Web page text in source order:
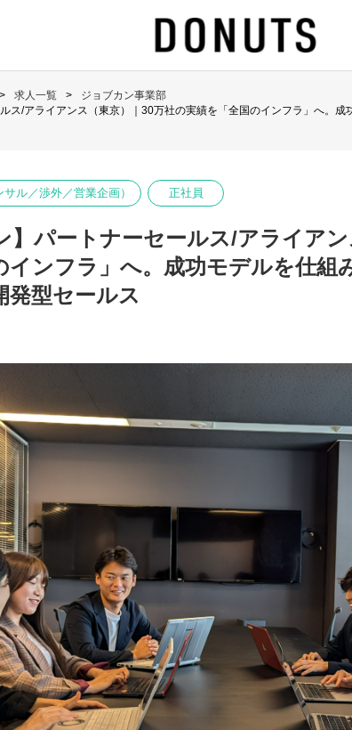
求人一覧
ジョブカン事業部
ス/アライアンス（東京）｜30万社の実績を「全国のインフラ」へ。
ル／渉外／営業企画） 正社員
】パートナーセールス/アライア
インフラ」へ。成功モデルを仕組
発型セールス